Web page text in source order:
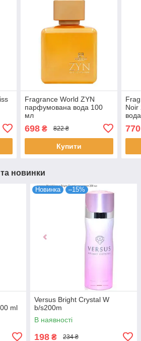
Fragrance World ZYN
парфумована вода 100
мл
698₴ 822 ₴
Купити
Noir
770
та новинки
ml
Новинка –15%
Versus Bright Crystal W
b/s200m
В наявності
198 ₴ 234 ₴